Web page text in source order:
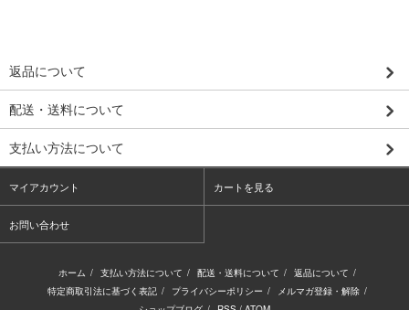
返品について
配送・送料について
支払い方法について
マイアカウント カートを見る
お問い合わせ
ホーム / 支払い方法について / 配送・送料について / 返品について /
特定商取引法に基づく表記 / プライバシーポリシー / メルマガ登録・解除 /